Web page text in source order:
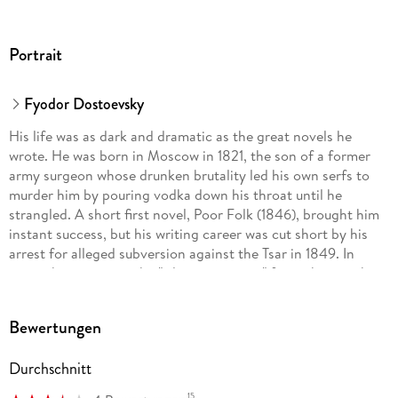
Portrait
Fyodor Dostoevsky
His life was as dark and dramatic as the great novels he
wrote. He was born in Moscow in 1821, the son of a former
army surgeon whose drunken brutality led his own serfs to
murder him by pouring vodka down his throat until he
strangled. A short first novel, Poor Folk (1846), brought him
instant success, but his writing career was cut short by his
arrest for alleged subversion against the Tsar in 1849. In
prison he was given the "silent treatment" for eight months,
when an order arrived commuting his sentence. He then
began to suffer from epilepsy, and he only returned to St.
Petersburg a full ten years after he left in chains. His prison
Bewertungen
Durchschnitt